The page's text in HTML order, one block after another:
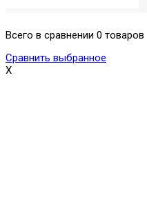
Всего в сравнении 0 товаров
Сравнить выбранное
X